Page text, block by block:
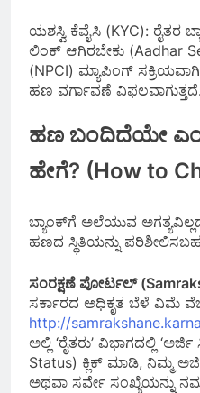
ಯಶಸ್ವಿ ಕೆವೈಸಿ (KYC): ರೈತರ
ಲಿಂಕ್ ಆಗಿರಬೇಕು (Aadhar
(NPCI) ಮ್ಯಾಪಿಂಗ್
ಹಣ ವರ್ಗಾವಣೆ ವಿಫಲವಾಗುತ್ತದೆ.
ಹಣ ಬಂದಿದೆಯೇ
ಹೇಗೆ? (How to
ಬ್ಯಾಂಕ್‌ಗೆ ಅಲೆಯುವ
ಹಣದ ಸ್ಥಿತಿಯನ್ನು
ಸಂರಕ್ಷಣೆ ಪೋರ್ಟಲ್
ಸರ್ಕಾರದ ಅಧಿಕೃತ ಬೆಳೆ ವಿಮೆ
http://
ಅಲ್ಲಿ ‘ರೈತರು’ ವಿಭಾಗದಲ್ಲಿ
Status) ಕ್ಲಿಕ್ ಮಾಡಿ, ನಿಮ್ಮ
ಅಥವಾ ಸರ್ವೇ ಸಂಖ್ಯೆಯನ್ನು